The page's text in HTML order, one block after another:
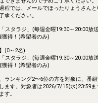
程では、メールでほったりょうさん
承ください。
スタラジ」(毎週金曜19:30～20:00放
獲得！(希望者のみ)
(0～2名)
スタラジ」(毎週金曜19:30～20:00放
獲得！(希望者のみ)
ランキング2〜6位の方を対象に、番
ます。対象者は2026/7/15(水)23:59ま
す。